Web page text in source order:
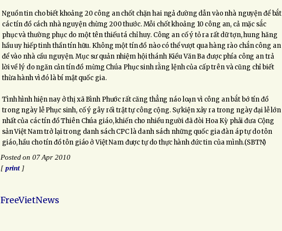
Nguồn tin cho biết khoảng 20 công an chốt chặn hai ngả đường dẫn vào nhà nguyện để bắt
các tín đồ cách nhà nguyện chừng 200 thước. Mỗi chốt khoảng 10 công an, cả mặc sắc
phục và thường phục do một tên thiếu tá chỉ huy. Công an cố ý tỏ ra rất dữ tợn, hung hăng
hầu uy hiếp tinh thần tín hữu. Không một tín đồ nào có thể vượt qua hàng rào chắn công an
để vào nhà cầu nguyện. Mục sư quản nhiệm hội thánh Kiều Văn Ba được phía công an trả
lời về lý do ngăn cản tín đồ mừng Chúa Phục sinh rằng lệnh của cấp trên và cũng chỉ biết
thừa hành vì đó là bí mật quốc gia.
Tình hình hiện nay ở thị xã Bình Phước rất căng thẳng náo loạn vì công an bắt bớ tín đồ
trong ngày lễ Phục sinh, cố ý gây rối trật tự công cộng. Sự kiện xảy ra trong ngày đại lễ lớn
nhất của các tín đồ Thiên Chúa giáo, khiến cho nhiều người đã đòi Hoa Kỳ phải đưa Cộng
sản Việt Nam trở lại trong danh sách CPC là danh sách những quốc gia đàn áp tự do tôn
giáo, hầu cho tín đồ tôn giáo ở Việt Nam được tự do thực hành đức tin của mình.(SBTN)
Posted on 07 Apr 2010
[print]
FreeVietNews